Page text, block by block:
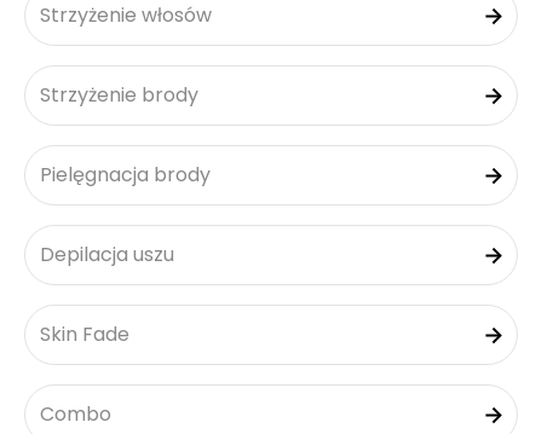
Strzyżenie włosów
Strzyżenie brody
Pielęgnacja brody
Depilacja uszu
Skin Fade
Combo